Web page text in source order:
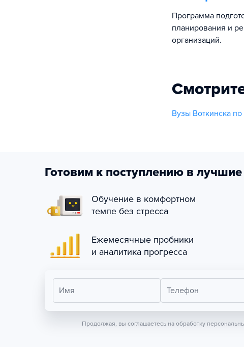
Программа
планирования и
организаций.
Вузы Воткинска
Готовим к поступлению в
Обучение в комфортном
темпе без стресса
Ежемесячные пробники
и аналитика прогресса
Имя Телефон
Продолжая, вы соглашаетесь на обработку